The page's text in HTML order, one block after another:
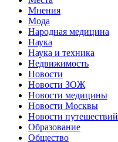
Мнения
Мода
Народная медицина
Наука
Наука и техника
Недвижимость
Новости
Новости ЗОЖ
Новости медицины
Новости Москвы
Новости путешествий
Образование
Общество